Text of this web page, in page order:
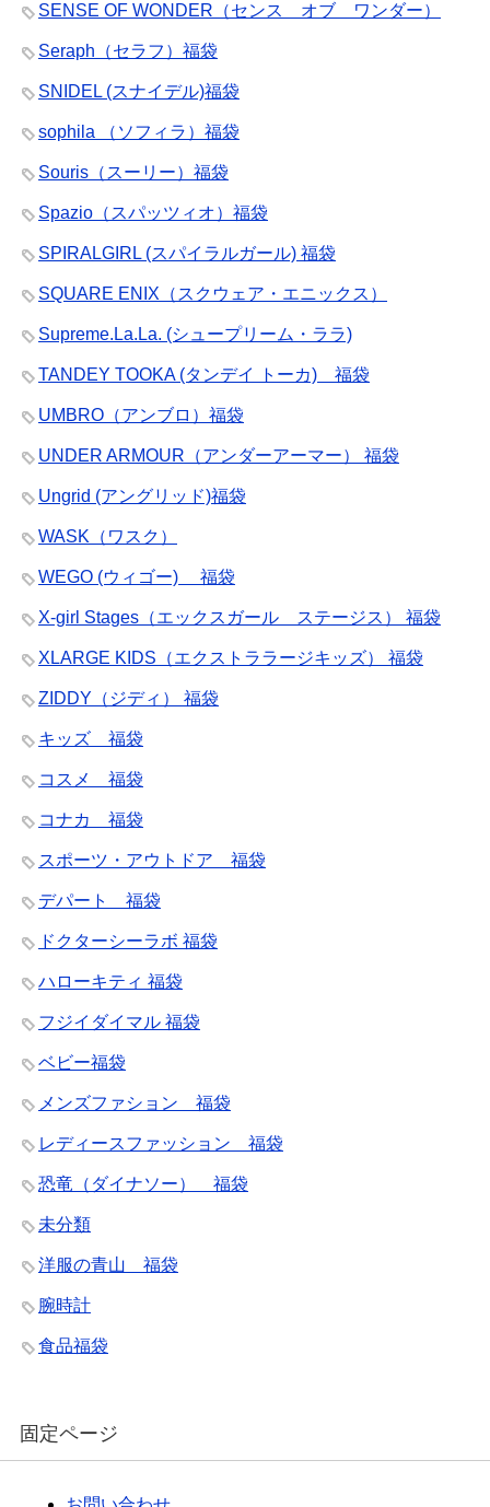
SENSE OF WONDER（センス オブ ワンダー）
Seraph（セラフ）福袋
SNIDEL (スナイデル)福袋
sophila （ソフィラ）福袋
Souris（スーリー）福袋
Spazio（スパッツィオ）福袋
SPIRALGIRL (スパイラルガール) 福袋
SQUARE ENIX（スクウェア・エニックス）
Supreme.La.La. (シュープリーム・ララ)
TANDEY TOOKA (タンデイ トーカ) 福袋
UMBRO（アンブロ）福袋
UNDER ARMOUR（アンダーアーマー） 福袋
Ungrid (アングリッド)福袋
WASK（ワスク）
WEGO (ウィゴー) 福袋
X-girl Stages（エックスガール ステージス） 福袋
XLARGE KIDS（エクストララージキッズ） 福袋
ZIDDY（ジディ） 福袋
キッズ 福袋
コスメ 福袋
コナカ 福袋
スポーツ・アウトドア 福袋
デパート 福袋
ドクターシーラボ 福袋
ハローキティ 福袋
フジイダイマル 福袋
ベビー福袋
メンズファション 福袋
レディースファッション 福袋
恐竜（ダイナソー） 福袋
未分類
洋服の青山 福袋
腕時計
食品福袋
固定ページ